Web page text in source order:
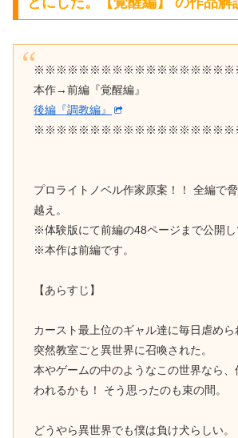
本作→前編『覚醒編』
後編『調教編』
プロライトノベル作家原案！！ 全編で
越え。
※体験版にて前編の48ページまで公開し
※本作は前編です。
【あらすじ】
カースト最上位のギャル達に毎日虐めら
突然教室ごと異世界に召喚された。
本やゲームの中のようなこの世界なら
われるかも！ そう思ったのも束の間。
どうやら異世界でも僕は負け犬らしい。